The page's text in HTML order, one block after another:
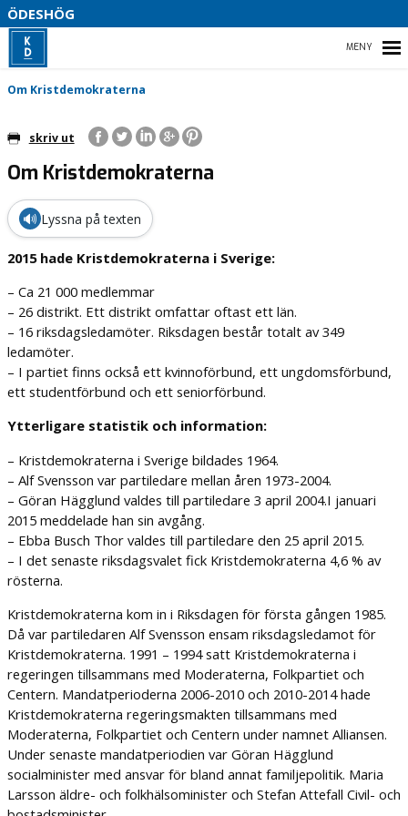
ÖDESHÖG
HEM
VÅR POLITIK
OM OSS
VALET 2026
Om Kristdemokraterna
skriv ut
Om Kristdemokraterna
🔊 Lyssna på texten
2015 hade Kristdemokraterna i Sverige:
– Ca 21 000 medlemmar
– 26 distrikt. Ett distrikt omfattar oftast ett län.
– 16 riksdagsledamöter. Riksdagen består totalt av 349
ledamöter.
– I partiet finns också ett kvinnoförbund, ett ungdomsförbund,
ett studentförbund och ett seniorförbund.
Ytterligare statistik och information:
– Kristdemokraterna i Sverige bildades 1964.
– Alf Svensson var partiledare mellan åren 1973-2004.
– Göran Hägglund valdes till partiledare 3 april 2004.I januari
2015 meddelade han sin avgång.
– Ebba Busch Thor valdes till partiledare den 25 april 2015.
– I det senaste riksdagsvalet fick Kristdemokraterna 4,6 % av
rösterna.
Kristdemokraterna kom in i Riksdagen för första gången 1985.
Då var partiledaren Alf Svensson ensam riksdagsledamot för
Kristdemokraterna. 1991 – 1994 satt Kristdemokraterna i
regeringen tillsammans med Moderaterna, Folkpartiet och
Centern. Mandatperioderna 2006-2010 och 2010-2014 hade
Kristdemokraterna regeringsmakten tillsammans med
Moderaterna, Folkpartiet och Centern under namnet Alliansen.
Under senaste mandatperiodien var Göran Hägglund
socialminister med ansvar för bland annat familjepolitik. Maria
Larsson äldre- och folkhälsominister och Stefan Attefall Civil- och